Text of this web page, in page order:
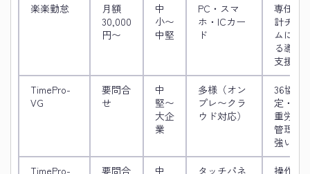
楽楽勤怠
月額
30,000
円〜
中
小〜
中堅
PC・スマ
ホ・ICカー
ド
専任設
計チー
ムによ
る導入
支援
TimePro-
VG
要問合
せ
中
堅〜
大企
業
多様（オン
プレ〜クラ
ウド対応）
36協
定・過
重労働
管理に
強い
TimePro-
要問合
中
タッチパネ
操作性